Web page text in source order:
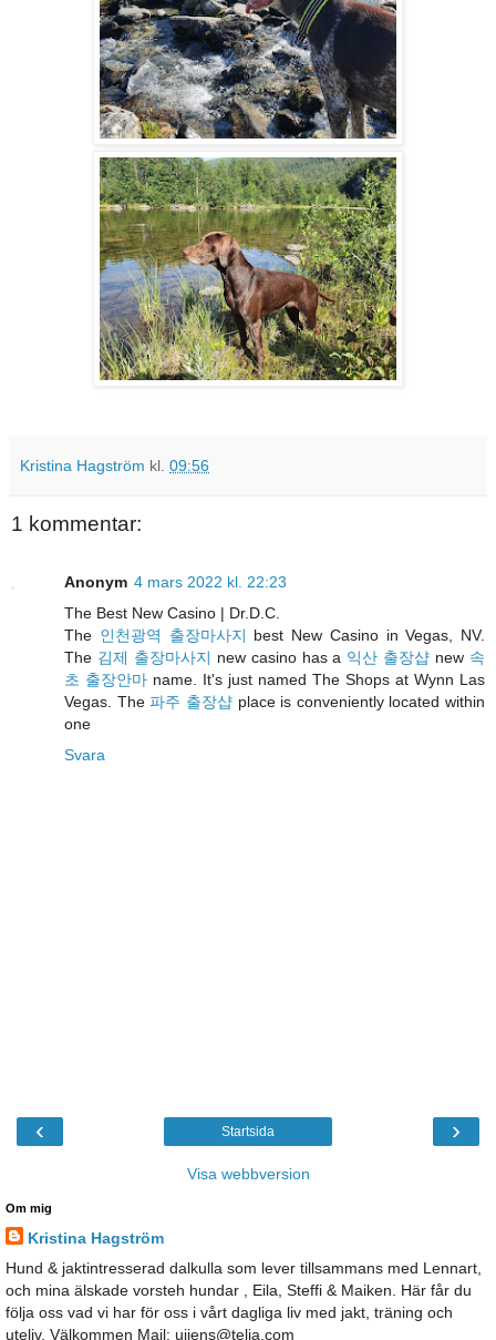
Kristina Hagström kl. 09:56
1 kommentar:
Anonym 4 mars 2022 kl. 22:23
The Best New Casino | Dr.D.C.
The 인천광역 출장마사지 best New Casino in Vegas, NV.
The 김제 출장마사지 new casino has a 익산 출장샵 new 속
초 출장안마 name. It's just named The Shops at Wynn Las
Vegas. The파주 출장샵place is conveniently located within
one
Svara
‹ ›
Startsida
Visa webbversion
Om mig
Kristina Hagström
Hund & jaktintresserad dalkulla som lever tillsammans med Lennart,
och mina älskade vorsteh hundar , Eila, Steffi & Maiken. Här får du
följa oss vad vi har för oss i vårt dagliga liv med jakt, träning och
uteliv. Välkommen Mail: ujjens@telia.com